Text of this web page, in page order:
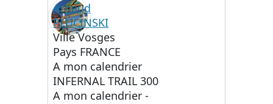
Arnaud
PLUCINSKI
Ville Vosges
Pays FRANCE
A mon calendrier
INFERNAL TRAIL 300
A mon calendrier -